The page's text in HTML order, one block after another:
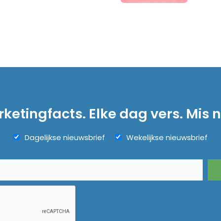
Elke dag vers. Mis
Dagelijkse nieuwsbrief Wekelijkse nieuwsbrief